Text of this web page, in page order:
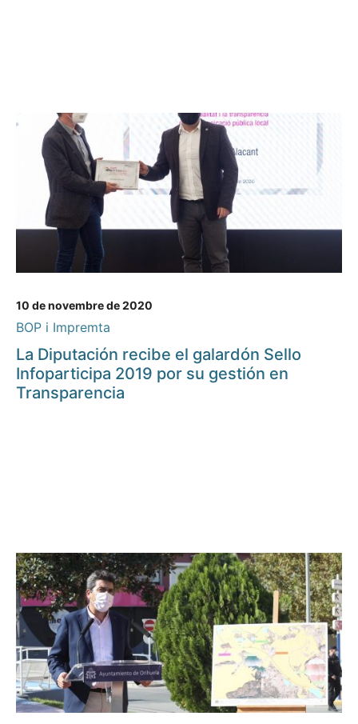
10 de novembre de 2020
BOP i Impremta
La Diputación recibe el galardón Sello
Infoparticipa 2019 por su gestión en
Transparencia